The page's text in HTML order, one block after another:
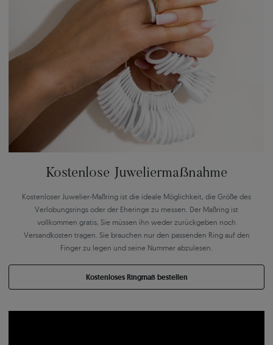
Kostenlose Juweliermaßnahme
Kostenloser Juwelier-Maßring ist die ideale Möglichkeit, die Größe des
Verlobungsrings oder der Eheringe zu messen. Der Maßring ist
vollkommen gratis, Sie müssen ihn weder zurückgeben noch
Versandkosten tragen. Sie brauchen nur den passenden Ring auf den
Finger zu legen und seine Nummer abzulesen.
Kostenloses Ringmaß bestellen